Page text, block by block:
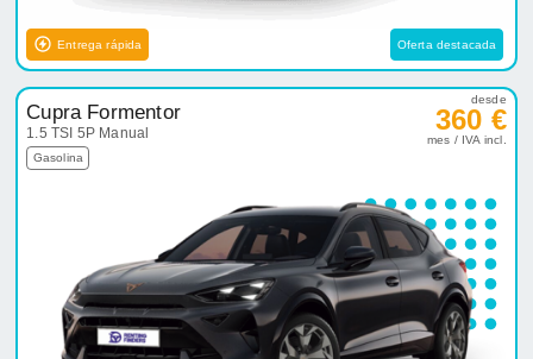
Entrega rápida Oferta destacada
Cupra Formentor
1.5 TSI 5P Manual
Gasolina
desde
360 €
mes / IVA incl.